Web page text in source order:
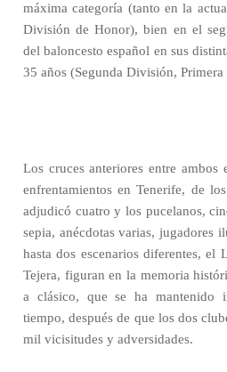
máxima categoría (tanto en la
División de Honor), bien en el
del baloncesto español en sus
35 años (Segunda División,
Los cruces anteriores entre ambos
enfrentamientos en Tenerife, de
adjudicó cuatro y los pucelanos,
sepia, anécdotas varias, jugadores
hasta dos escenarios diferentes,
Tejera, figuran en la memoria
a clásico, que se ha mantenido
tiempo, después de que los dos
mil vicisitudes y adversidades.